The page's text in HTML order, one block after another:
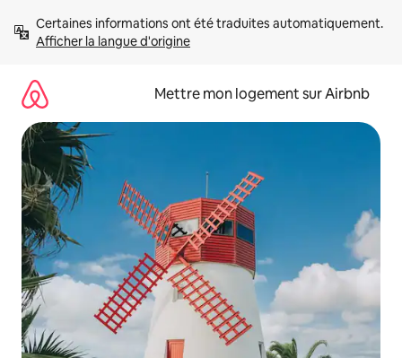
directement
Afficher la langue d'origine
Mettre mon logement sur Airbnb